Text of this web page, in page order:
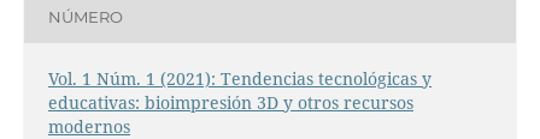
NÚMERO
Vol. 1 Núm. 1 (2021): Tendencias tecnológicas y
educativas: bioimpresión 3D y otros recursos
modernos